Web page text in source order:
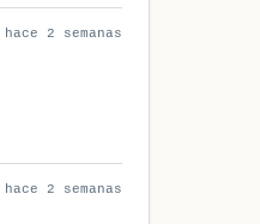
hace 2 semanas
hace 2 semanas